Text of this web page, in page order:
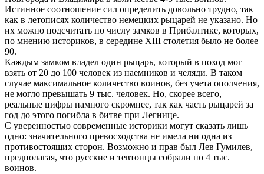
Истинное соотношение сил определить довольно трудно, так
как в летописях количество немецких рыцарей не указано. Но
их можно подсчитать по числу замков в Прибалтике, которых,
по мнению историков, в середине XIII столетия было не более
90.
Каждым замком владел один рыцарь, который в поход мог
взять от 20 до 100 человек из наемников и челяди. В таком
случае максимальное количество воинов, без учета ополчения,
не могло превышать 9 тыс. человек. Но, скорее всего,
реальные цифры намного скромнее, так как часть рыцарей за
год до этого погибла в битве при Легнице.
С уверенностью современные историки могут сказать лишь
одно: значительного превосходства не имела ни одна из
противостоящих сторон. Возможно и прав был Лев Гумилев,
предполагая, что русские и тевтонцы собрали по 4 тыс.
воинов.